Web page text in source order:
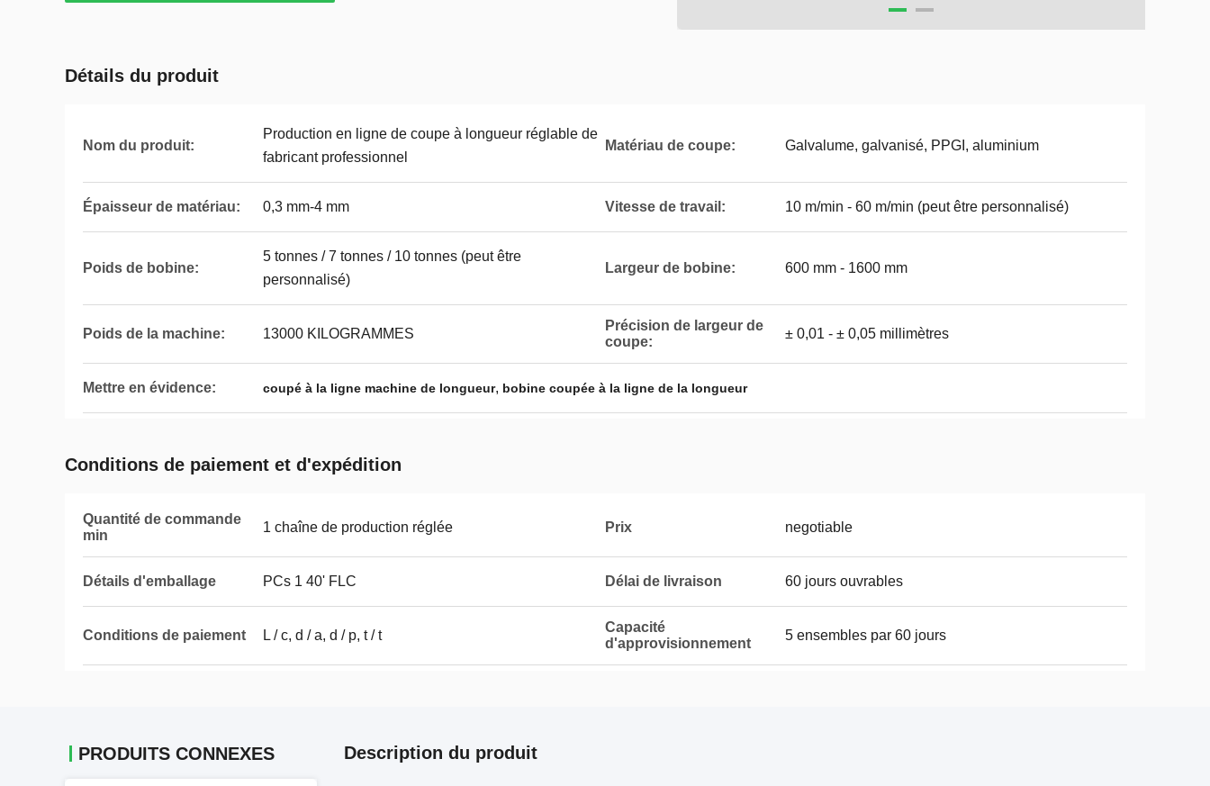
Détails du produit
Nom du produit:
Production en ligne de coupe à longueur réglable de
fabricant professionnel
Matériau de coupe: Galvalume, galvanisé, PPGI, aluminium
Épaisseur de matériau: 0,3 mm-4 mm Vitesse de travail: 10 m/min - 60 m/min (peut être personnalisé)
Poids de bobine:
5 tonnes / 7 tonnes / 10 tonnes (peut être
personnalisé)
Largeur de bobine: 600 mm - 1600 mm
Poids de la machine: 13000 KILOGRAMMES
Précision de largeur de
coupe:
± 0,01 - ± 0,05 millimètres
Mettre en évidence: coupé à la ligne machine de longueur, bobine coupée à la ligne de la longueur
Conditions de paiement et d'expédition
Quantité de commande
min
1 chaîne de production réglée Prix negotiable
Détails d'emballage PCs 1 40' FLC Délai de livraison 60 jours ouvrables
Conditions de paiement L / c, d / a, d / p, t / t
Capacité
d'approvisionnement
5 ensembles par 60 jours
PRODUITS CONNEXES Description du produit